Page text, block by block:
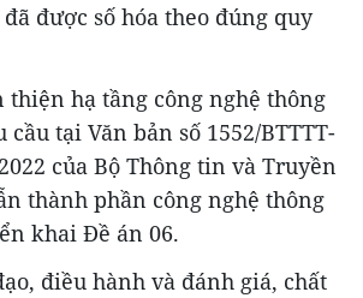
được số hóa theo đúng quy
thiện hạ tầng công nghệ thông
tại Văn bản số 1552/BTTTT-
của Bộ Thông tin và Truyền
thành phần công nghệ thông
khai Đề án 06.
điều hành và đánh giá, chất